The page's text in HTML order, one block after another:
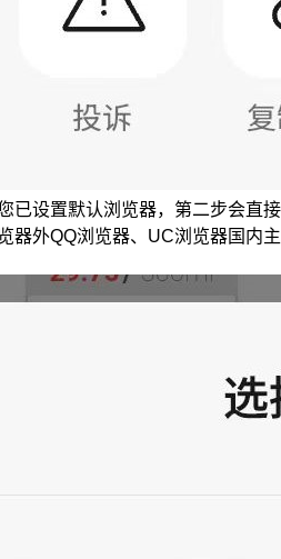
已设置默认浏览器，第二步会直接
器外QQ浏览器、UC浏览器国内主